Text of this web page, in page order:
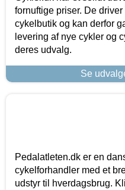
fornuftige priser. De
cykelbutik og kan derfor
levering af nye cykler og
deres udvalg.
Se
Pedalatleten.dk er en
cykelforhandler med et
udstyr til hverdagsbrug.